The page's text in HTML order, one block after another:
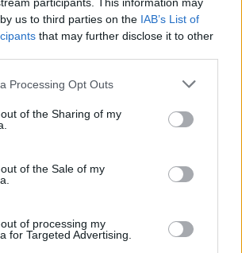
us to third parties on the IAB’s List of
that may further disclose it to other
website/app uses one or more Google
visit or usage behaviour. You may click to
to Google and its third-party tags to
specified purposes in below Google
Processing Opt Outs
of the Sharing of my
of the Sale of my
of processing my
for Targeted Advertising.
HÍREK